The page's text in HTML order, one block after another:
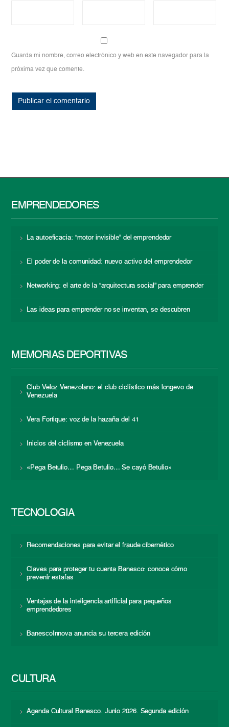
Guarda mi nombre, correo electrónico y web en este navegador para la
próxima vez que comente.
EMPRENDEDORES
La autoeficacia: “motor invisible” del emprendedor
El poder de la comunidad: nuevo activo del emprendedor
Networking: el arte de la “arquitectura social” para emprender
Las ideas para emprender no se inventan, se descubren
MEMORIAS DEPORTIVAS
Club Veloz Venezolano: el club ciclístico más longevo de
Venezuela
Vera Fortique: voz de la hazaña del 41
Inicios del ciclismo en Venezuela
«Pega Betulio… Pega Betulio… Se cayó Betulio»
TECNOLOGÍA
Recomendaciones para evitar el fraude cibernético
Claves para proteger tu cuenta Banesco: conoce cómo
prevenir estafas
Ventajas de la inteligencia artificial para pequeños
emprendedores
BanescoInnova anuncia su tercera edición
CULTURA
Agenda Cultural Banesco. Junio 2026. Segunda edición